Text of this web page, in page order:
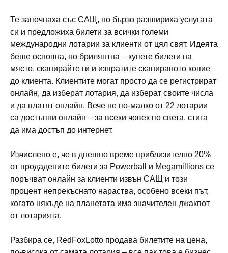
Те започнаха със САЩ, но бързо разшириха услугата
си и предложиха билети за всички големи
международни лотарии за клиенти от цял ​​свят. Идеята
беше основна, но брилянтна – купете билети на
място, сканирайте ги и изпратите сканираното копие
до клиента. Клиентите могат просто да се регистрират
онлайн, да изберат лотария, да изберат своите числа
и да платят онлайн. Вече не по-малко от 22 лотарии
са достъпни онлайн – за всеки човек по света, стига
да има достъп до интернет.
Изчислено е, че в днешно време приблизително 20%
от продадените билети за Powerball и Megamillions се
поръчват онлайн за клиенти извън САЩ и този
процент непрекъснато нараства, особено всеки път,
когато някъде на планетата има значителен джакпот
от лотарията.
Разбира се, RedFoxLotto продава билетите на цена,